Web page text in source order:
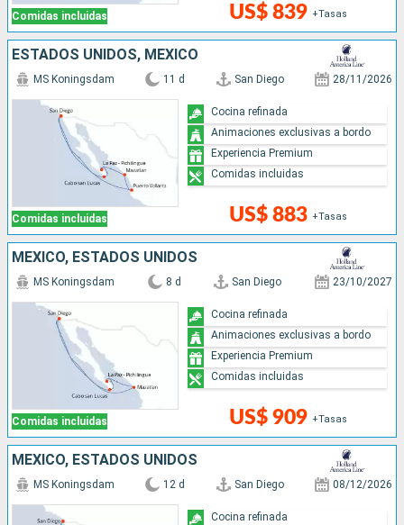
Comidas incluidas US$ 839 +Tasas
ESTADOS UNIDOS, MÉXICO
Comidas incluidas
MS Koningsdam 11 d San Diego 28/11/2026
US$ 883 +Tasas
Cocina refinada
Animaciones exclusivas a bordo
Experiencia Premium
Comidas incluidas
MÉXICO, ESTADOS UNIDOS
Comidas incluidas
MS Koningsdam 8 d San Diego 23/10/2027
US$ 909 +Tasas
Cocina refinada
Animaciones exclusivas a bordo
Experiencia Premium
Comidas incluidas
MÉXICO, ESTADOS UNIDOS
MS Koningsdam 12 d San Diego 08/12/2026
Cocina refinada